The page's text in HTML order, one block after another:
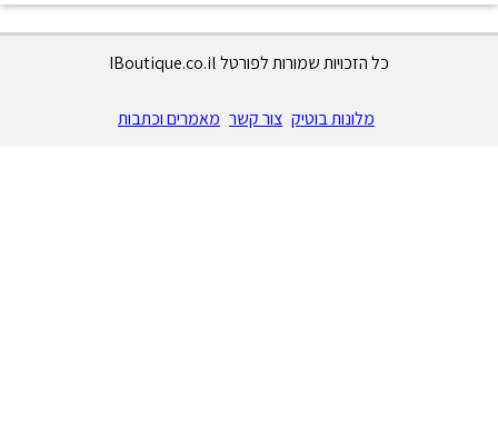
כל הזכויות שמורות לפורטל IBoutique.co.il
מלונות בוטיק צור קשר מאמרים וכתבות